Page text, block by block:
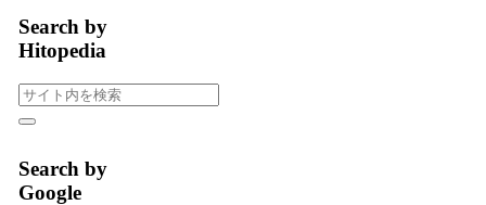
Search by
Hitopedia
Search by
Google